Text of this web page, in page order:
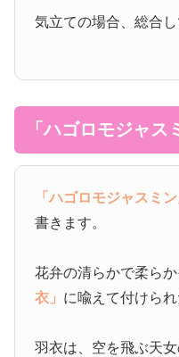
気立ての場合、総合
「ハゴロモジャス
「ハゴロモジャスミン
書きます。
花弁の清らかで柔らか
衣」 に喩えて付けられ
羽衣は、空を飛ぶ天